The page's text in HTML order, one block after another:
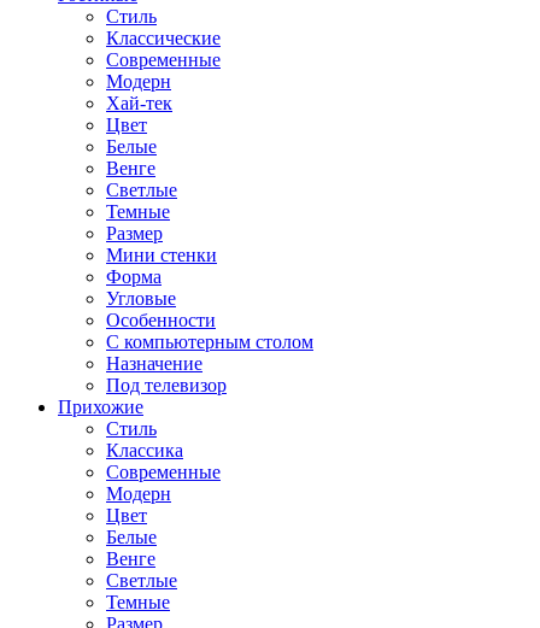
Стиль
Классические
Современные
Модерн
Хай-тек
Цвет
Белые
Венге
Светлые
Темные
Размер
Мини стенки
Форма
Угловые
Особенности
С компьютерным столом
Назначение
Под телевизор
Прихожие
Стиль
Классика
Современные
Модерн
Цвет
Белые
Венге
Светлые
Темные
Размер